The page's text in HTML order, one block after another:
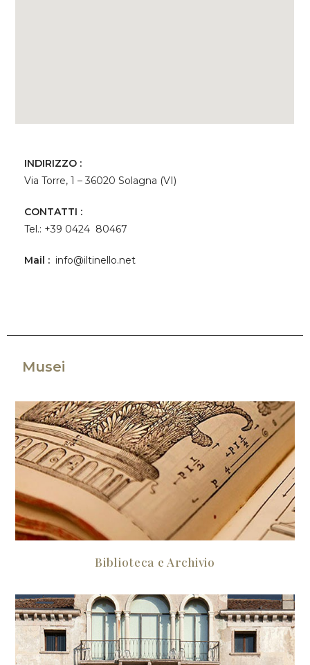
INDIRIZZO :
Via Torre, 1 – 36020 Solagna (VI)
CONTATTI :
Tel.: +39 0424 80467
Mail : info@iltinello.net
Musei
Biblioteca e Archivio